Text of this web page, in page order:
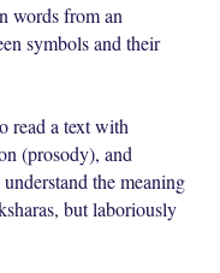
words from an
symbols and their
read a text with
(prosody), and
the meaning
but laboriously